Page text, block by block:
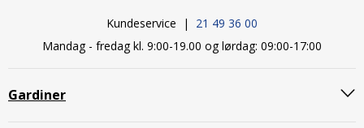
Kundeservice | 21 49 36 00
Mandag - fredag kl. 9:00-19.00 og lørdag: 09:00-17:00
Gardiner